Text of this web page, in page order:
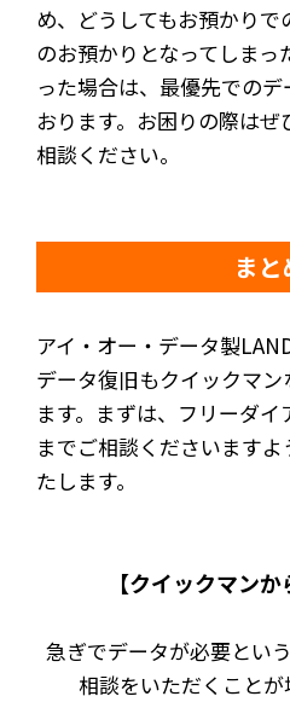
め、どうしてもお預かり
のお預かりとなってしま
った場合は、最優先での
おります。お困りの際は
相談ください。
まと
アイ・オー・データ製
データ復旧もクイックマ
ます。まずは、フリーダ
までご相談くださいます
たします。
【クイックマンか
急ぎでデータが必要とい
相談をいただくことが